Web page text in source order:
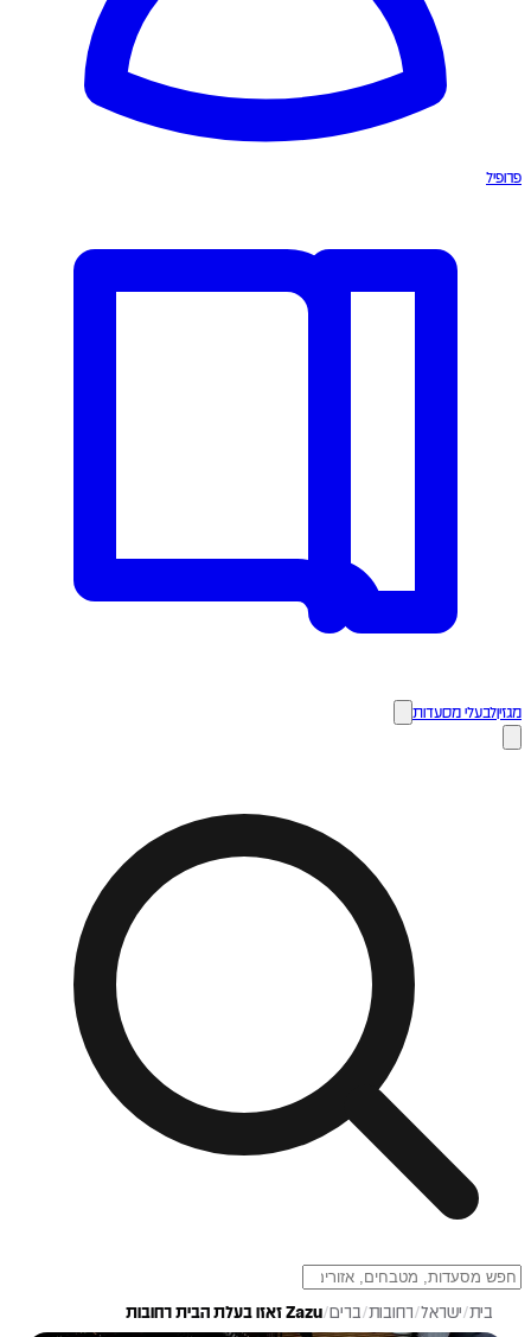
פרופיל
מגזיןלבעלי מסעדות
בית/ישראל/ רחובות/ ברים /Zazu זאזו בעלת הבית רחובות